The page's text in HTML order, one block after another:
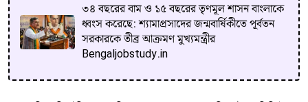
৩৪ বছরের বাম ও ১৫ বছরের তৃণমূল শাসন বাংলাকে
ধ্বংস করেছে: শ্যামাপ্রসাদের জন্মবার্ষিকীতে পূর্বতন
সরকারকে তীব্র আক্রমণ মুখ্যমন্ত্রীর
Bengaljobstudy.in